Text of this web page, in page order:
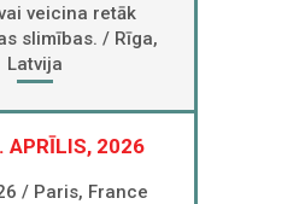
veicina retāk
slimības. / Rīga,
Latvija
APRĪLIS, 2026
/ Paris, France